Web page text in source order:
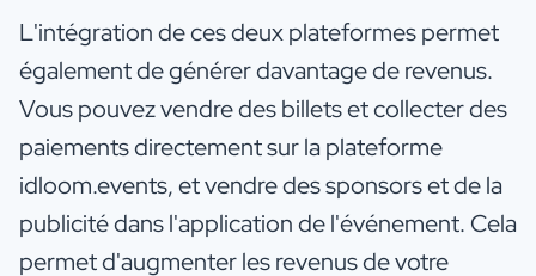
L'intégration de ces deux plateformes permet
également de générer davantage de revenus.
Vous pouvez vendre des billets et collecter des
paiements directement sur la plateforme
idloom.events, et vendre des sponsors et de la
publicité dans l'application de l'événement. Cela
permet d'augmenter les revenus de votre